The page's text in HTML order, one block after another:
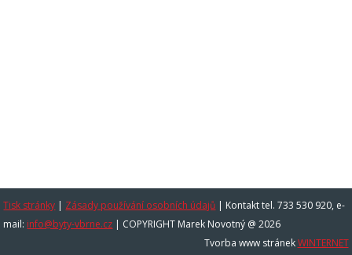
Tisk stránky | Zásady používání osobních údajů | Kontakt tel. 733 530 920, e-
mail: info@byty-vbrne.cz | COPYRIGHT Marek Novotný @ 2026
Tvorba www stránekWINTERNET